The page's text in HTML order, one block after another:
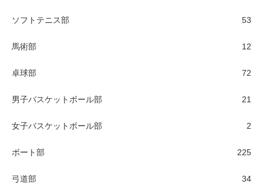
ソフトテニス部 53
馬術部 12
卓球部 72
男子バスケットボール部 21
女子バスケットボール部 2
ボート部 225
弓道部 34